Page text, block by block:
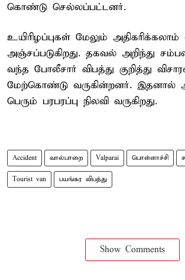
கொண்டு செல்லப்பட்டனர்.
உயிரிழப்புகள் மேலும் அதிகரிக்கலாம்
அஞ்சப்படுகிறது. தகவல் அறிந்து
வந்த போலீசார் விபத்து குறித்து
மேற்கொண்டு வருகின்றனர். இதனால்
பெரும் பரபரப்பு நிலவி வருகிறது.
Accident வால்பாறை Valparai பொள்ளாச்சி
Tourist van பயங்கர விபத்து
Show Comments